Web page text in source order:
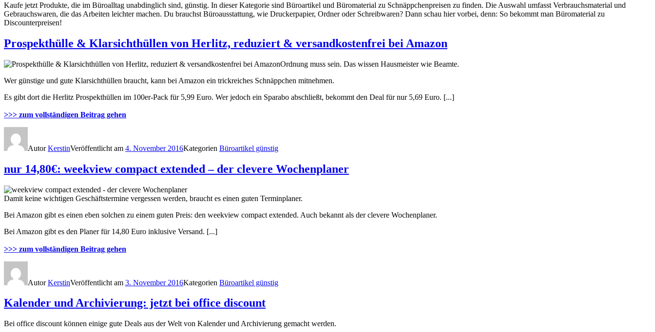
Kaufe jetzt Produkte, die im Büroalltag unabdinglich sind, günstig. In dieser Kategorie sind Büroartikel und Büromaterial zu Schnäppchenpreisen zu finden. Die Auswahl umfasst Verbrauchsmaterial und
Gebrauchswaren, die das Arbeiten leichter machen. Du brauchst Büroausstattung, wie Druckerpapier, Ordner oder Schreibwaren? Dann schau hier vorbei, denn: So bekommt man Büromaterial zu
Discounterpreisen!
Prospekthülle & Klarsichthüllen von Herlitz, reduziert & versandkostenfrei bei Amazon
Ordnung muss sein. Das wissen Hausmeister wie Beamte.
Wer günstige und gute Klarsichthüllen braucht, kann bei Amazon ein trickreiches Schnäppchen mitnehmen.
Es gibt dort die Herlitz Prospekthüllen im 100er-Pack für 5,99 Euro. Wer jedoch ein Sparabo abschließt, bekommt den Deal für nur 5,69 Euro. [...]
>>> zum vollständigen Beitrag gehen
AutorKerstinVeröffentlicht am 4. November 2016Kategorien Büroartikel günstig
nur 14,80€: weekview compact extended – der clevere Wochenplaner
Damit keine wichtigen Geschäftstermine vergessen werden, braucht es einen guten Terminplaner.
Bei Amazon gibt es einen eben solchen zu einem guten Preis: den weekview compact extended. Auch bekannt als der clevere Wochenplaner.
Bei Amazon gibt es den Planer für 14,80 Euro inklusive Versand. [...]
>>> zum vollständigen Beitrag gehen
AutorKerstinVeröffentlicht am 3. November 2016Kategorien Büroartikel günstig
Kalender und Archivierung: jetzt bei office discount
Bei office discount können einige gute Deals aus der Welt von Kalender und Archivierung gemacht werden.